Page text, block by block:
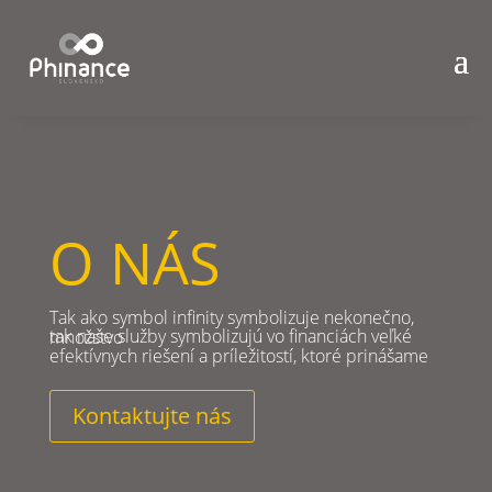
O NÁS
Tak ako symbol infinity symbolizuje nekonečno,
tak naše služby symbolizujú vo financiách veľké množstvo
efektívnych riešení a príležitostí, ktoré prinášame
Kontaktujte nás